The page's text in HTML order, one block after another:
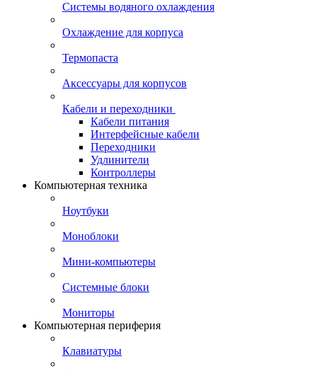
Системы водяного охлаждения
Охлаждение для корпуса
Термопаста
Аксессуары для корпусов
Кабели и переходники
Кабели питания
Интерфейсные кабели
Переходники
Удлинители
Контроллеры
Компьютерная техника
Ноутбуки
Моноблоки
Мини-компьютеры
Системные блоки
Мониторы
Компьютерная периферия
Клавиатуры